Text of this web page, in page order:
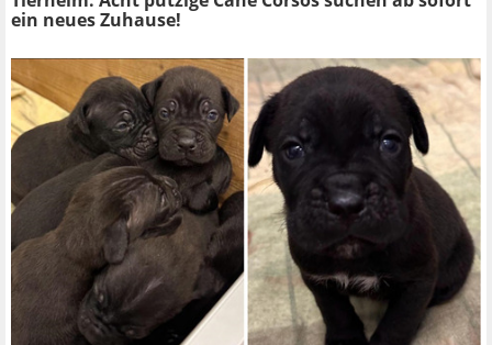
ein neues Zuhause!